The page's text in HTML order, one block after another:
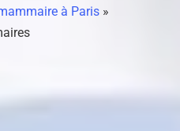
à Paris»